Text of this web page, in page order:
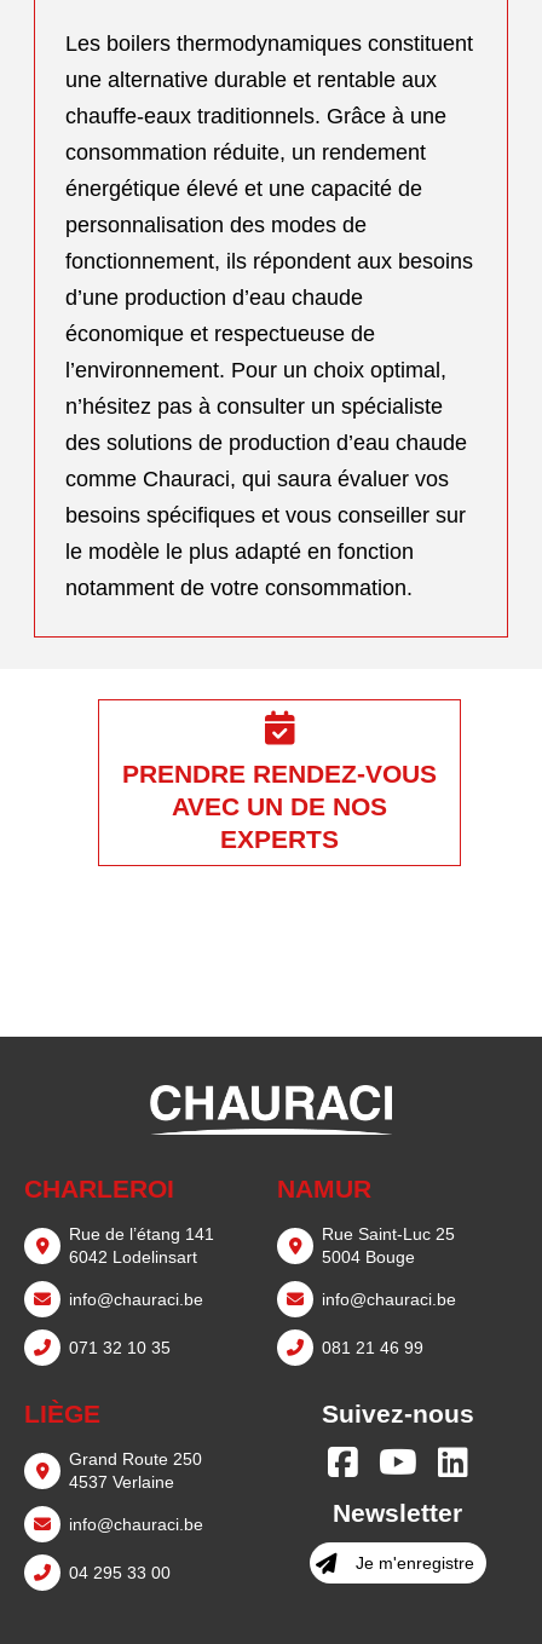
Les boilers thermodynamiques constituent
une alternative durable et rentable aux
chauffe-eaux traditionnels. Grâce à une
consommation réduite, un rendement
énergétique élevé et une capacité de
personnalisation des modes de
fonctionnement, ils répondent aux besoins
d’une production d’eau chaude
économique et respectueuse de
l’environnement. Pour un choix optimal,
n’hésitez pas à consulter un spécialiste
des solutions de production d’eau chaude
comme Chauraci, qui saura évaluer vos
besoins spécifiques et vous conseiller sur
le modèle le plus adapté en fonction
notamment de votre consommation.
PRENDRE RENDEZ-VOUS
AVEC UN DE NOS
EXPERTS
CHARLEROI
Rue de l’étang 141
6042 Lodelinsart
info@chauraci.be
071 32 10 35
NAMUR
Rue Saint-Luc 25
5004 Bouge
info@chauraci.be
081 21 46 99
LIÈGE
Grand Route 250
4537 Verlaine
info@chauraci.be
04 295 33 00
Suivez-nous
Newsletter
Je m'enregistre